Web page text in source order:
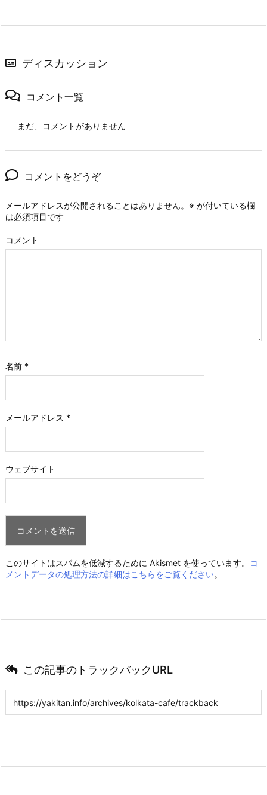
ディスカッション
コメント一覧
まだ、コメントがありません
コメントをどうぞ
メールアドレスが公開されることはありません。 ※ が付いている欄
は必須項目です
コメント
名前 *
メールアドレス *
ウェブサイト
このサイトはスパムを低減するために Akismet を使っています。
コ
メントデータの処理方法の詳細はこちらをご覧ください。
この記事のトラックバックURL